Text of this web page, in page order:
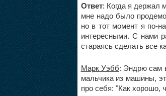
Ответ: Когда я держал
мне надо было
но в тот момент я по-
интересными. С нами
стараясь сделать все
Марк Уэбб: Эндрю сам
мальчика из машины,
про себя: "Как хорошо,